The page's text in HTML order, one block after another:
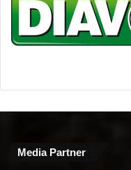
Media Partner